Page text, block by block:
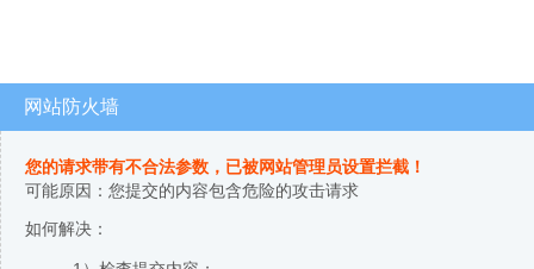
网站防火墙
您的请求带有不合法参数，已被网站管理员设置拦截！
可能原因：您提交的内容包含危险的攻击请求
如何解决：